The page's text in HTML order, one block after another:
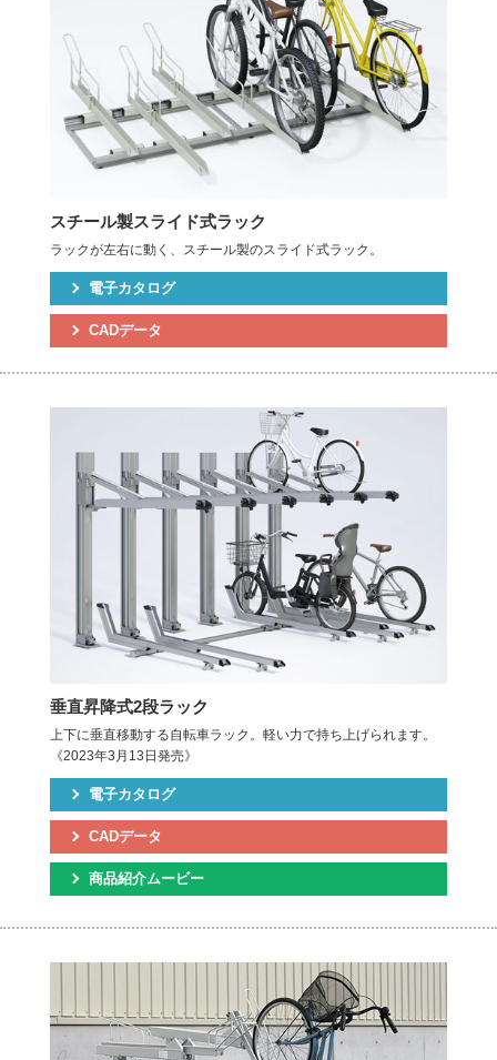
スチール製スライド式ラック
ラックが左右に動く、スチール製のスライド式ラック。
電子カタログ
CADデータ
垂直昇降式2段ラック
上下に垂直移動する自転車ラック。軽い力で持ち上げられます。
《2023年3月13日発売》
電子カタログ
CADデータ
商品紹介ムービー